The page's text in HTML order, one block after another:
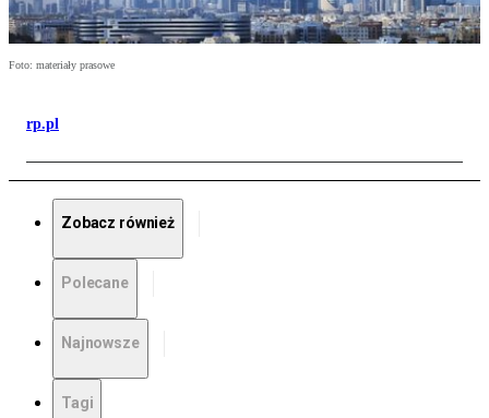
Foto: materiały prasowe
rp.pl
Zobacz również
Polecane
Najnowsze
Tagi